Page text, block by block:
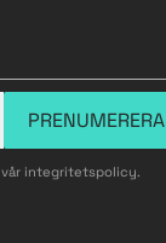
PRENUMERERA
integritetspolicy.